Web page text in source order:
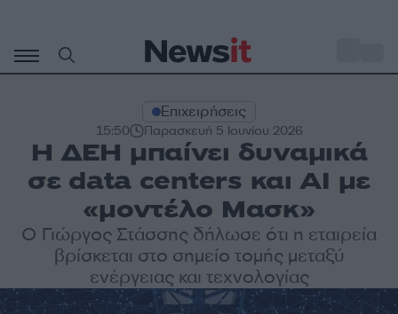
περιεχόμενο
Επιχειρήσεις
15:50 Παρασκευή 5 Ιουνίου 2026
Η ΔΕΗ μπαίνει δυναμικά
σε data centers και ΑΙ με
«μοντέλο Μασκ»
Ο Γιώργος Στάσσης δήλωσε ότι η εταιρεία
βρίσκεται στο σημείο τομής μεταξύ
ενέργειας και τεχνολογίας